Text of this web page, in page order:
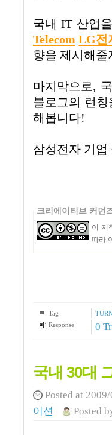
국내 IT 산업
Telecom LG전
향을 제시해줄
마지막으로,
블로그의 런
해봅니다!
삼성전자 기업
크리에이티브 커먼
이 저
따라
Tag
Response
0
국내 30대
Posted at
이션
Posted